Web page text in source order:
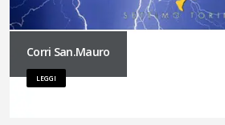
Corri San.Mauro
LEGGI